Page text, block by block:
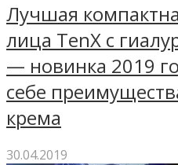
Лучшая
лица TenX с
— новинка 2019
себе
крема
30.04.2019